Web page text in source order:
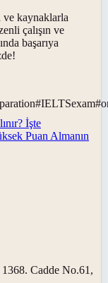
ve kaynaklarla
çalışın ve
başarıya
#IELTSexam#
İşte
Puan Almanın
Cadde No.61,